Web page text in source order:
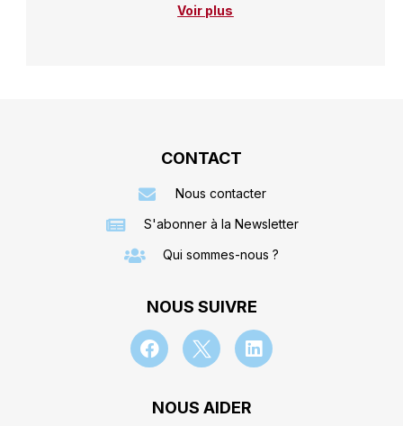
Voir plus
CONTACT
Nous contacter
S'abonner à la Newsletter
Qui sommes-nous ?
NOUS SUIVRE
NOUS AIDER